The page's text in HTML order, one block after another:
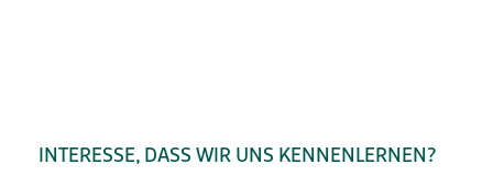
INTERESSE, DASS WIR UNS KENNENLERNEN?